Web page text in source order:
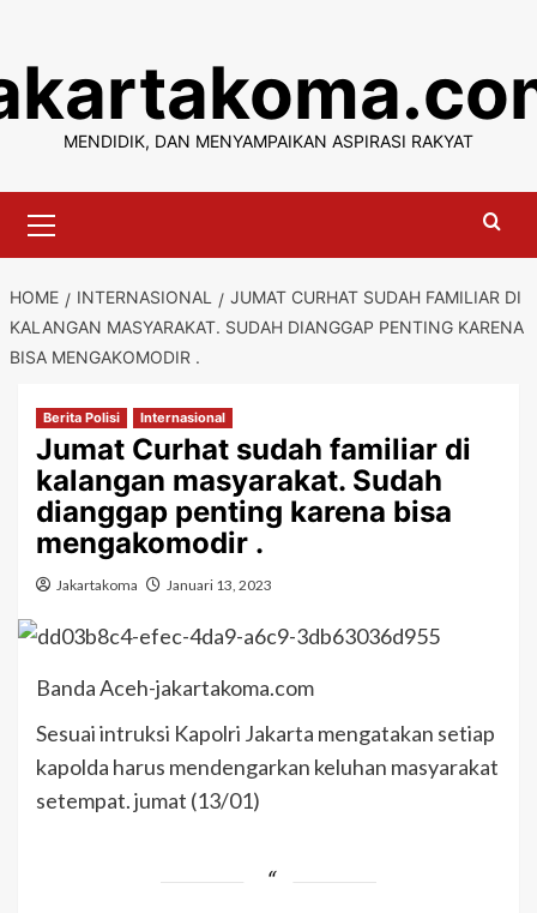
content
MENDIDIK, DAN MENYAMPAIKAN ASPIRASI RAKYAT
Menu
HOME INTERNASIONAL
JUMAT CURHAT SUDAH FAMILIAR DI
KALANGAN MASYARAKAT. SUDAH DIANGGAP PENTING KARENA
BISA MENGAKOMODIR .
Berita Polisi Internasional
Jumat Curhat sudah familiar di
kalangan masyarakat. Sudah
dianggap penting karena bisa
mengakomodir .
Jakartakoma Januari 13, 2023
Banda Aceh-jakartakoma.com
Sesuai intruksi Kapolri Jakarta mengatakan setiap
kapolda harus mendengarkan keluhan masyarakat
setempat. jumat (13/01)